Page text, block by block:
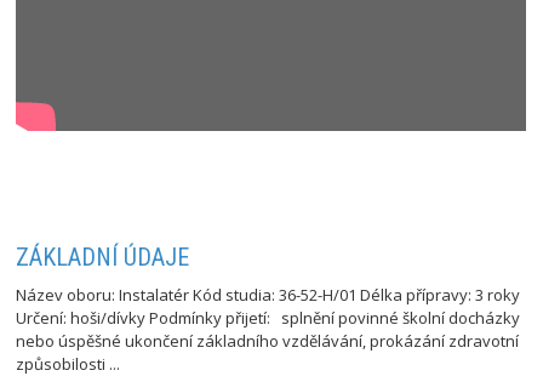
ZÁKLADNÍ ÚDAJE
Název oboru: Instalatér Kód studia: 36-52-H/01 Délka přípravy: 3 roky
Určení: hoši/dívky Podmínky přijetí: splnění povinné školní docházky
nebo úspěšné ukončení základního vzdělávání, prokázání zdravotní
způsobilosti ...